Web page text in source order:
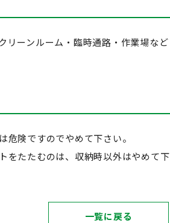
リーンルーム・臨時通路・作業場など
険ですのでやめて下さい。
をたたむのは、収納時以外はやめて
一覧に戻る